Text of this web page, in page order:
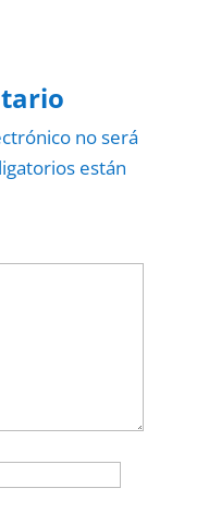
no será
están